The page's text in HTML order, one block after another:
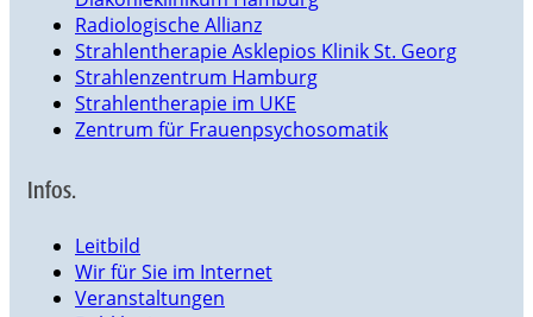
Radiologische Allianz
Strahlentherapie Asklepios Klinik St. Georg
Strahlenzentrum Hamburg
Strahlentherapie im UKE
Zentrum für Frauenpsychosomatik
Infos.
Leitbild
Wir für Sie im Internet
Veranstaltungen